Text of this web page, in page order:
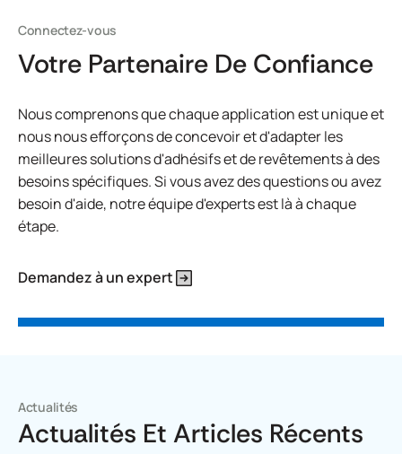
Connectez-vous
Votre Partenaire De Confiance
Nous comprenons que chaque application est unique et
nous nous efforçons de concevoir et d'adapter les
meilleures solutions d'adhésifs et de revêtements à des
besoins spécifiques. Si vous avez des questions ou avez
besoin d'aide, notre équipe d'experts est là à chaque
étape.
Demandez à un expert
Actualités
Actualités Et Articles Récents